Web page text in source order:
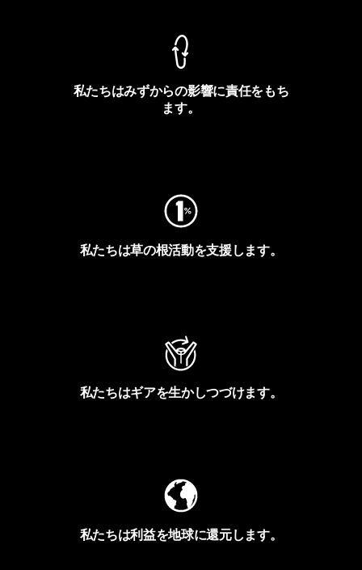
私たちはみずからの影響に責任をもち
ます。
私たちは草の根活動を支援します。
私たちはギアを生かしつづけます。
私たちは利益を地球に還元します。